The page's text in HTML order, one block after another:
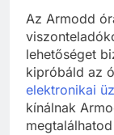
Az Armodd
lehetőséget
kipróbáld az
elektronikai
kínálnak